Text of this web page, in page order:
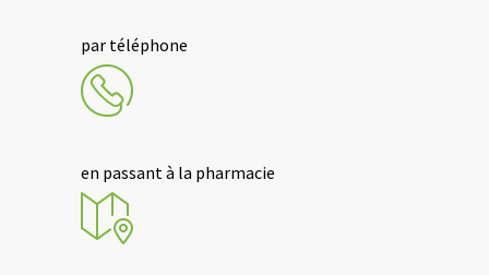
par téléphone
en passant à la pharmacie